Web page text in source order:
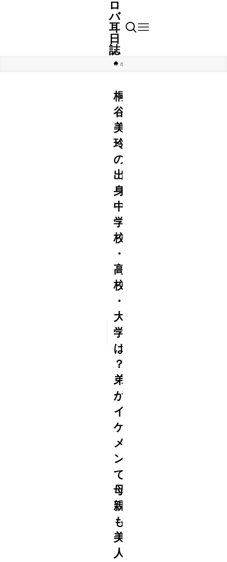
ロ
バ
耳
日
誌
ホーム
桐
谷
美
玲
の
出
身
中
学
校
・
高
校
・
大
学
は
？
弟
が
イ
ケ
メ
ン
で
母
親
も
美
人